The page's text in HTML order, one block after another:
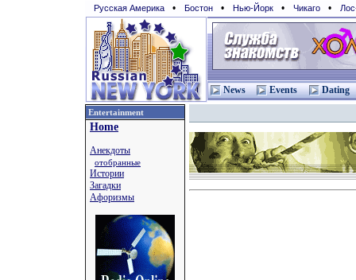
Русская Америка • Бостон • Нью-Йорк • Чикаго •
News Events Dating
Entertainment
Home
Анекдоты
отобранные
Истории
Загадки
Афоризмы